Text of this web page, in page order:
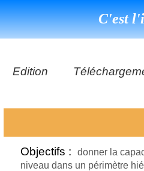
C'est
Edition
DéClé
DéClé
Les livres
Objectifs :
donner la
niveau dans un périmètre